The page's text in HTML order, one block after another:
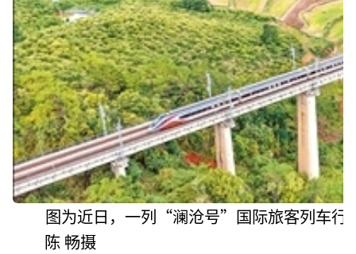
图为近日，一列“澜沧号”国际旅客列车行
陈 畅摄